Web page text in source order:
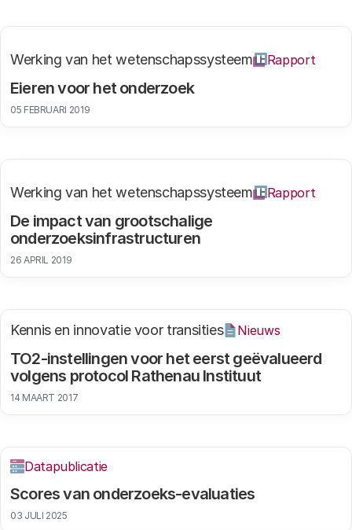
Eieren voor het onderzoek
Werking van het wetenschapssysteem Rapport
05 FEBRUARI 2019
De impact van grootschalige
onderzoeksinfrastructuren
Werking van het wetenschapssysteem Rapport
26 APRIL 2019
TO2-instellingen voor het eerst geëvalueerd
volgens protocol Rathenau Instituut
Kennis en innovatie voor transities Nieuws
14 MAART 2017
Scores van onderzoeks-evaluaties
Datapublicatie
03 JULI 2025